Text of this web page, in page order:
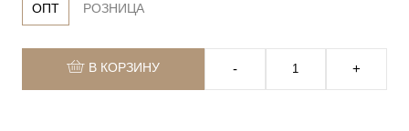
ОПТ РОЗНИЦА
В КОРЗИНУ ‐ +